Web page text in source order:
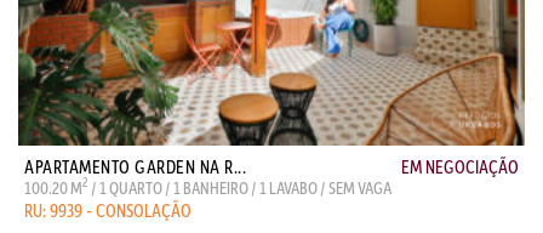
APARTAMENTO GARDEN NA R... EM NEGOCIAÇÃO
100.20 M2 / 1 QUARTO / 1 BANHEIRO / 1 LAVABO / SEM VAGA
RU: 9939 - CONSOLAÇÃO